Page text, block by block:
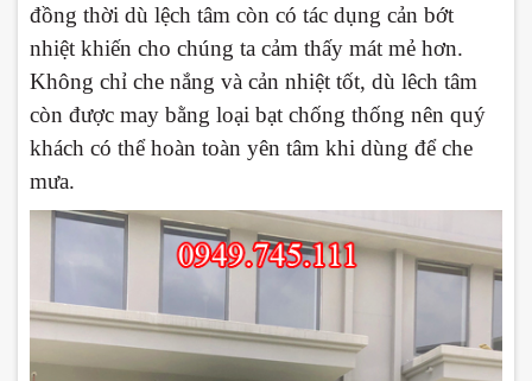
đồng thời dù lệch tâm còn có tác dụng cản bớt
nhiệt khiến cho chúng ta cảm thấy mát mẻ hơn.
Không chỉ che nắng và cản nhiệt tốt, dù lêch tâm
còn được may bằng loại bạt chống thống nên quý
khách có thể hoàn toàn yên tâm khi dùng để che
mưa.